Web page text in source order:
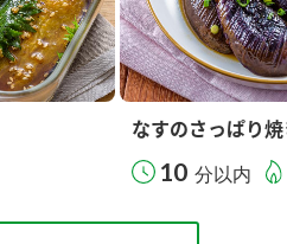
なすのさっぱり
10 分以内